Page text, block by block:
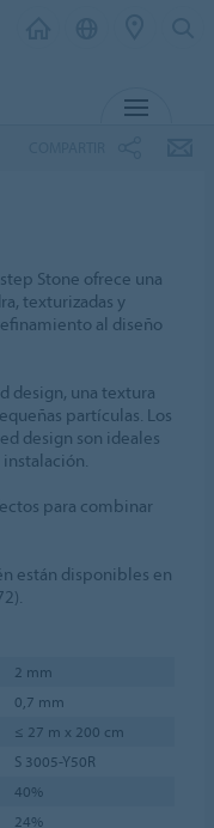
Stone ofrece una
texturizadas y
al diseño
design, una textura
partículas. Los
design son ideales
instalación.
para combinar
están disponibles en
2 mm
0,7 mm
≤ 27 m x 200 cm
S 3005-Y50R
40%
24%